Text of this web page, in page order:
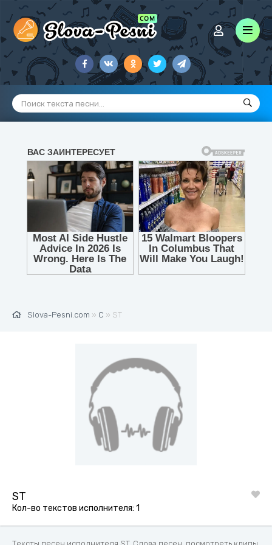
Slova-Pesni.com » С » ST
ST
Кол-во текстов исполнителя: 1